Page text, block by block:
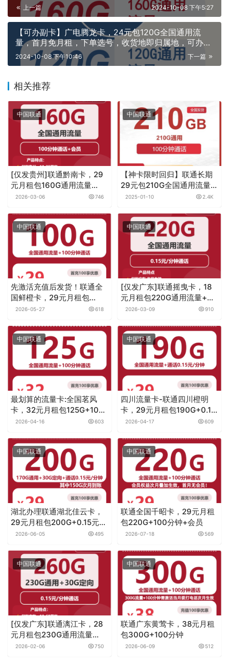
上一篇 2024-10-08 下午5:27
【可办副卡】广电腾龙卡，24元包120G全国通用流
量，首月免月租，下单选号，收货地即归属地，可办理
2张副卡
下一篇
2024-10-08 下午10:46
相关推荐
中国联通
[仅发贵州]联通黔南卡，29
元月租包160G通用流量
+100分钟+会员
2026-03-06 746
中国联通
【神卡限时回归】联通长期
29元包210G全国通用流量
+100分钟通话，自带SA黄
2025-01-10 2.4K
中国联通
先激活充值后发货！联通全
国鲜橙卡，29元月租包
100G+100分钟
2026-05-27 618
中国联通
[仅发广东]联通摇曳卡，18
元月租包220G通用流量+通
话0.15元月租/分钟
2026-03-09 910
中国联通
最划算的流量卡:全国茗风
卡，32元月租包125G+100
分钟
2026-04-16 603
中国联通
四川流量卡-联通四川橙明
卡，29元月租包190G+0.15
元月租/分钟
2026-04-17 609
中国联通
湖北办理联通湖北佳云卡，
29元月租包200G+0.15元月
租/分钟
2026-06-05 495
中国联通
联通全国千昭卡，29元月租
包220G+100分钟+会员
2026-07-18 569
中国联通
[仅发广东]联通漓江卡，28
元月租包230G通用流量
+30G定向流量+通话0.15元
2026-02-06 750
中国联通
联通广东黄莺卡，38元月租
包300G+100分钟
2026-06-09 512